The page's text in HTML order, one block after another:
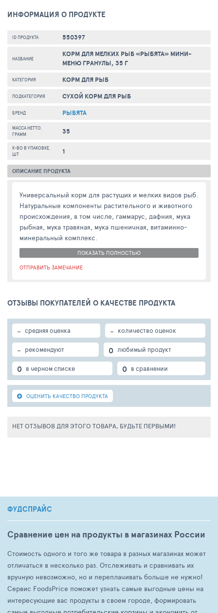
ИНФОРМАЦИЯ О ПРОДУКТЕ
ID ПРОДУКТА 550397
НАЗВАНИЕ
КОРМ ДЛЯ МЕЛКИХ РЫБ «РЫБЯТА» МИНИ-
МЕНЮ ГРАНУЛЫ, 35 Г
КАТЕГОРИЯ КОРМ ДЛЯ РЫБ
ПОДКАТЕГОРИЯ СУХОЙ КОРМ ДЛЯ РЫБ
БРЕНД РЫБЯТА
МАССА НЕТТО,
ГРАММ
35
К-ВО В УПАКОВКЕ,
ШТ
1
ОПИСАНИЕ ПРОДУКТА
Универсальный корм для растущих и мелких видов рыб.
Натуральные компоненты растительного и животного
происхождения, в том числе, гаммарус, дафния, мука
рыбная, мука травяная, мука пшеничная, витаминно-
минеральный комплекс.
ПОКАЗАТЬ ПОЛНОСТЬЮ
ОТПРАВИТЬ ЗАМЕЧАНИЕ
ОТЗЫВЫ ПОКУПАТЕЛЕЙ О КАЧЕСТВЕ ПРОДУКТА
- средняя оценка - количество оценок
- рекомендуют 0 любимый продукт
0 в черном списке 0 в сравнении
ОЦЕНИТЬ КАЧЕСТВО ПРОДУКТА
НЕТ ОТЗЫВОВ ДЛЯ ЭТОГО ТОВАРА, БУДЬТЕ ПЕРВЫМИ!
ФУДСПРАЙС
Сравнение цен на продукты в магазинах России
Стоимость одного и того же товара в разных магазинах может
отличаться в несколько раз. Отслеживать и сравнивать их
вручную невозможно, но и переплачивать больше не нужно!
Сервис FoodsPrice поможет узнать самые выгодные цены на
интересующие вас продукты в своем городе, формировать